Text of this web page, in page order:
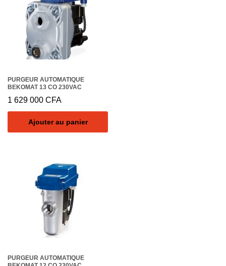
PURGEUR AUTOMATIQUE
BEKOMAT 13 CO 230VAC
1 629 000 CFA
Ajouter au panier
PURGEUR AUTOMATIQUE